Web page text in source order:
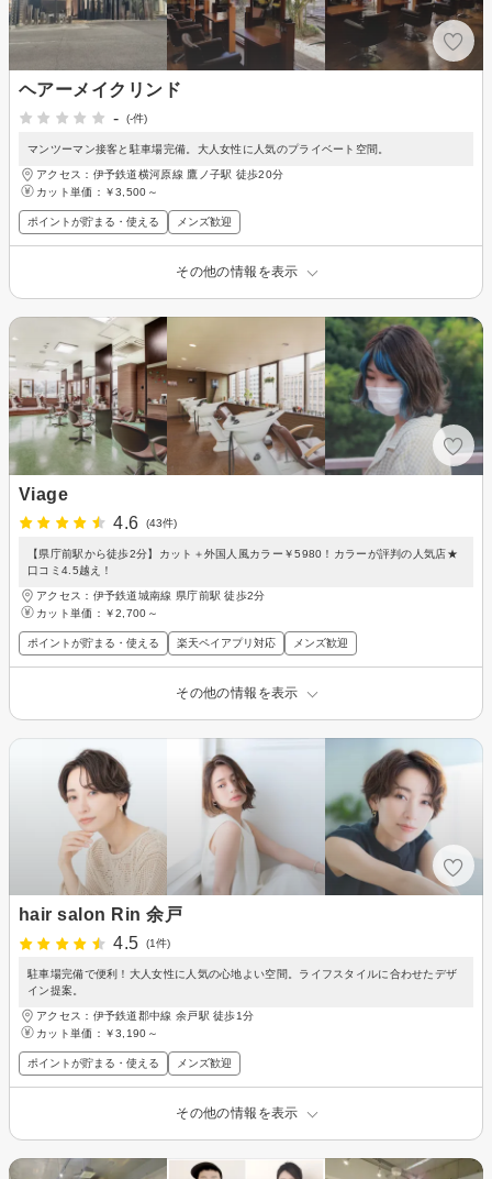
ヘアーメイクリンド
-
(-件)
マンツーマン接客と駐車場完備。大人女性に人気のプライベート空間。
アクセス：伊予鉄道横河原線 鷹ノ子駅 徒歩20分
カット単価： ￥3,500～
ポイントが貯まる・使える メンズ歓迎
その他の情報を表示
Viage
4.6
(43件)
【県庁前駅から徒歩2分】カット＋外国人風カラー￥5980！カラーが評判の人気店★
口コミ4.5越え！
アクセス：伊予鉄道城南線 県庁前駅 徒歩2分
カット単価： ￥2,700～
ポイントが貯まる・使える 楽天ペイアプリ対応 メンズ歓迎
その他の情報を表示
hair salon Rin 余戸
4.5
(1件)
駐車場完備で便利！大人女性に人気の心地よい空間。ライフスタイルに合わせたデザ
イン提案。
アクセス：伊予鉄道郡中線 余戸駅 徒歩1分
カット単価： ￥3,190～
ポイントが貯まる・使える メンズ歓迎
その他の情報を表示